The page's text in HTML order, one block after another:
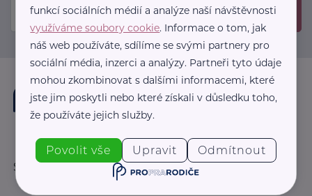
Odeslat
Sledujte nás:
funkcí sociálních médií a analýze naší návštěvnosti
využíváme soubory cookie. Informace o tom, jak
náš web používáte, sdílíme se svými partnery pro
sociální média, inzerci a analýzy. Partneři tyto údaje
mohou zkombinovat s dalšími informacemi, které
jste jim poskytli nebo které získali v důsledku toho,
že používáte jejich služby.
Povolit vše Upravit Odmítnout